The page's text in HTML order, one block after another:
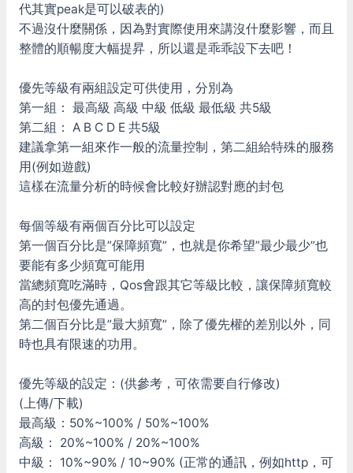
代其實peak是可以破表的)
不過沒什麼關係，因為對實際使用來講沒什麼影響，而且
整體的順暢度大幅提昇，所以還是乖乖設下去吧！
優先等級有兩組設定可供使用，分別為
第一組： 最高級 高級 中級 低級 最低級 共5級
第二組： A B C D E 共5級
建議拿第一組來作一般的流量控制，第二組給特殊的服務
用(例如遊戲)
這樣在流量分析的時候會比較好辦認對應的封包
每個等級有兩個百分比可以設定
第一個百分比是”保障頻寬”，也就是你希望”最少最少”也
要能有多少頻寬可能用
當總頻寬吃滿時，Qos會跟其它等級比較，讓保障頻寬較
高的封包優先通過。
第二個百分比是”最大頻寬”，除了優先權的差別以外，同
時也具有限速的功用。
優先等級的設定：(供參考，可依需要自行修改)
(上傳/下載)
最高級：50%~100% / 50%~100%
高級： 20%~100% / 20%~100%
中級： 10%~90% / 10~90% (正常的通訊，例如http，可